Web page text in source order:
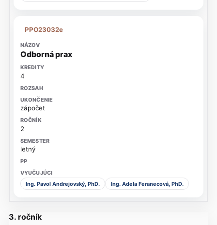
PPO23032e
Odborná prax
4
zápočet
2
letný
Ing. Pavol Andrejovský, PhD. Ing. Adela Feranecová, PhD.
3. ročník